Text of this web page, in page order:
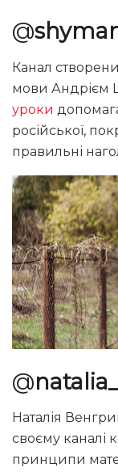
@
Канал
мови Андрієм
уроки
російської,
правильні
@
Наталія
своєму каналі
принципи